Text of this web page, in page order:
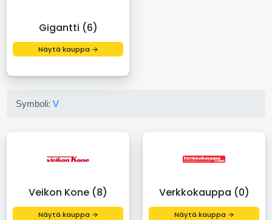
Gigantti (6)
Näytä kauppa →
Symboli:V
Veikon Kone (8)
Näytä kauppa →
Verkkokauppa (0)
Näytä kauppa →